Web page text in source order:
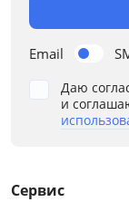
Email
Даю
и
Сервис